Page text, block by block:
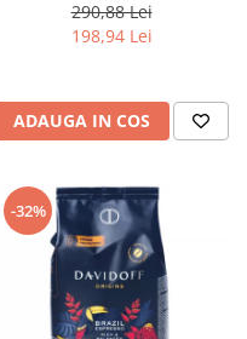
2x1Kg
290,88 Lei
198,94 Lei
ADAUGA IN COS
-32%